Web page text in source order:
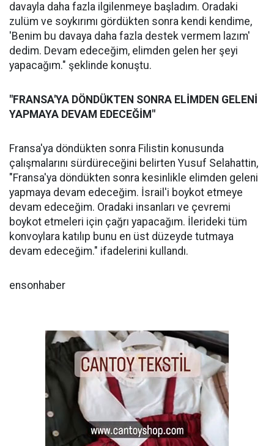
davayla daha fazla ilgilenmeye başladım. Oradaki
zulüm ve soykırımı gördükten sonra kendi kendime,
'Benim bu davaya daha fazla destek vermem lazım'
dedim. Devam edeceğim, elimden gelen her şeyi
yapacağım." şeklinde konuştu.
"FRANSA'YA DÖNDÜKTEN SONRA ELİMDEN GELENİ
YAPMAYA DEVAM EDECEĞİM"
Fransa'ya döndükten sonra Filistin konusunda
çalışmalarını sürdüreceğini belirten Yusuf Selahattin,
"Fransa'ya döndükten sonra kesinlikle elimden geleni
yapmaya devam edeceğim. İsrail'i boykot etmeye
devam edeceğim. Oradaki insanları ve çevremi
boykot etmeleri için çağrı yapacağım. İlerideki tüm
konvoylara katılıp bunu en üst düzeyde tutmaya
devam edeceğim." ifadelerini kullandı.
ensonhaber